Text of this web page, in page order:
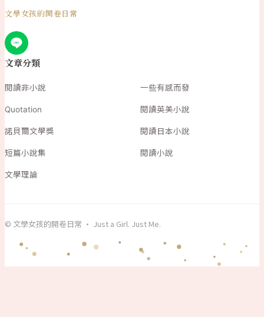
文學女孩的開卷日常
文章分類
閱讀非小說 一些有感而發
Quotation 閱讀英美小說
諾貝爾文學獎 閱讀日本小說
短篇小說集 閱讀小說
文學理論
© 文學女孩的開卷日常 · Just a Girl. Just Me.